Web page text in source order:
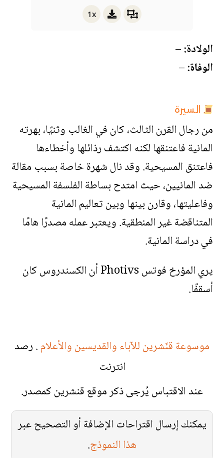
1x
الولادة:–
الوفاة:–
السيرة
من رجال القرن الثالث، كان في الغالب وثنيًا، بهرته
المانية فاعتنقها لكنه اكتشف رذائلها وأخطاءها
فاعتنق المسيحية. وقد نال شهرة خاصة بسبب مقالة
ضد المانيين، حيث امتدح بساطة الفلسفة المسيحية
وفاعليتها، وقارن بينها وبين تعاليم المانية
المتناقضة غير المنطقية. ويعتبر عمله مصدرًا هامًا
في دراسة المانية.
يري المؤرخ فوتس Photivs أن الكسندروس كان
أسقفًا.
موسوعة قنّشرين للآباء والقديسين والأعلام. رصد
انترنت
عند الاقتباس يُرجى ذكر موقع قنشرين كمصدر.
يمكنك إرسال اقتراحات الإضافة أو التصحيح عبر
هذا النموذج.